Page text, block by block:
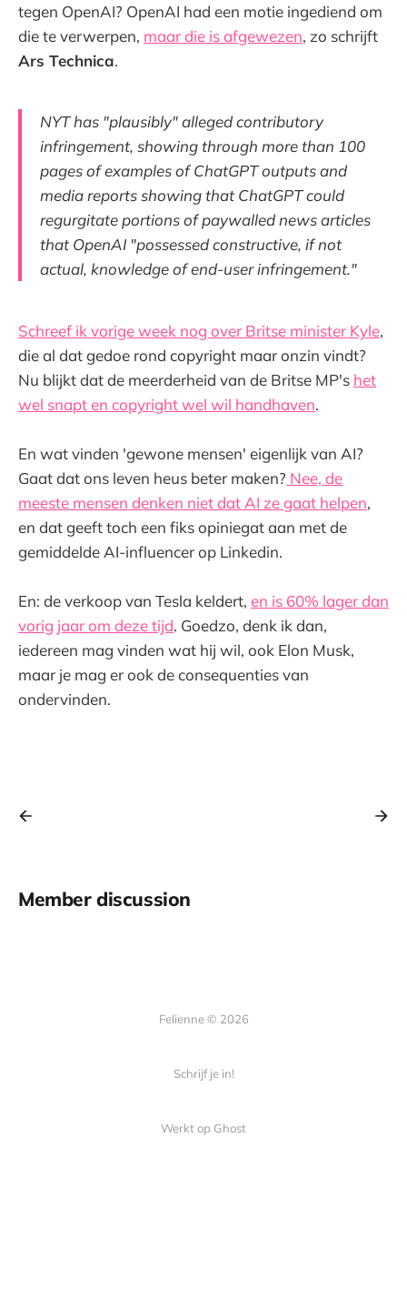
tegen OpenAI? OpenAI had een motie ingediend om
die te verwerpen, maar die is afgewezen, zo schrijft
Ars Technica.
NYT has "plausibly" alleged contributory
infringement, showing through more than 100
pages of examples of ChatGPT outputs and
media reports showing that ChatGPT could
regurgitate portions of paywalled news articles
that OpenAI "possessed constructive, if not
actual, knowledge of end-user infringement."
Schreef ik vorige week nog over Britse minister Kyle,
die al dat gedoe rond copyright maar onzin vindt?
Nu blijkt dat de meerderheid van de Britse MP's het
wel snapt en copyright wel wil handhaven.
En wat vinden 'gewone mensen' eigenlijk van AI?
Gaat dat ons leven heus beter maken? Nee, de
meeste mensen denken niet dat AI ze gaat helpen,
en dat geeft toch een fiks opiniegat aan met de
gemiddelde AI-influencer op Linkedin.
En: de verkoop van Tesla keldert, en is 60% lager dan
vorig jaar om deze tijd. Goedzo, denk ik dan,
iedereen mag vinden wat hij wil, ook Elon Musk,
maar je mag er ook de consequenties van
ondervinden.
Member discussion
Felienne © 2026
Schrijf je in!
Werkt op Ghost